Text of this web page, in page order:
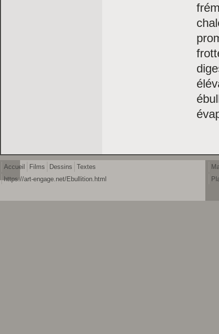
Accueil Films Dessins
Textes
https://art-engage.net/Ebullition.html